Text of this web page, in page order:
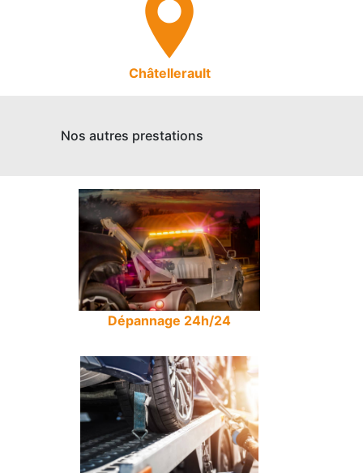
Châtellerault
Nos autres prestations
Dépannage 24h/24